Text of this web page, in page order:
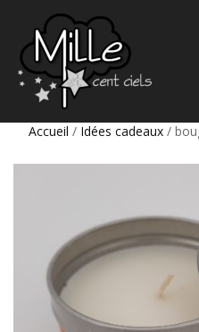
Accueil / Idées cadeaux/